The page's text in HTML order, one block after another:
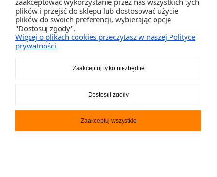
POMOC
2K-Invest Sp. j. Ul. Św. Wojciecha 60, 41-922 Radzionków, śląskie NIP: 645-241-94-
zaakceptować wykorzystanie przez nas wszystkich tych
plików i przejść do sklepu lub dostosować użycie
plików do swoich preferencji, wybierając opcję
"Dostosuj zgody".
Więcej o plikach cookies przeczytasz w naszej Polityce
prywatności.
Zaakceptuj tylko niezbędne
Dostosuj zgody
Zaakceptuj wszystkie